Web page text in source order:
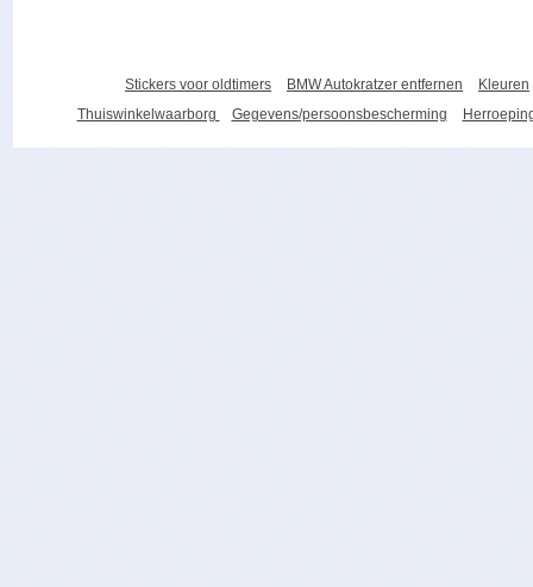
Stickers voor oldtimers BMW Autokratzer entfernen
Kleuren
Thuiswinkelwaarborg
Gegevens/persoonsbescherming